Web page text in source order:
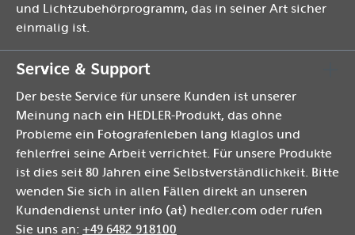
und Lichtzubehörprogramm, das in seiner Art sicher
einmalig ist.
Service & Support
Der beste Service für unsere Kunden ist unserer
Meinung nach ein HEDLER-Produkt, das ohne
Probleme ein Fotografenleben lang klaglos und
fehlerfrei seine Arbeit verrichtet. Für unsere Produkte
ist dies seit 80 Jahren eine Selbstverständlichkeit. Bitte
wenden Sie sich in allen Fällen direkt an unseren
Kundendienst unter info (at) hedler.com oder rufen
Sie uns an: +49 6482 918100